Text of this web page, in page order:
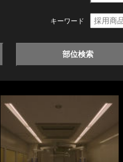
キーワード
部位検索